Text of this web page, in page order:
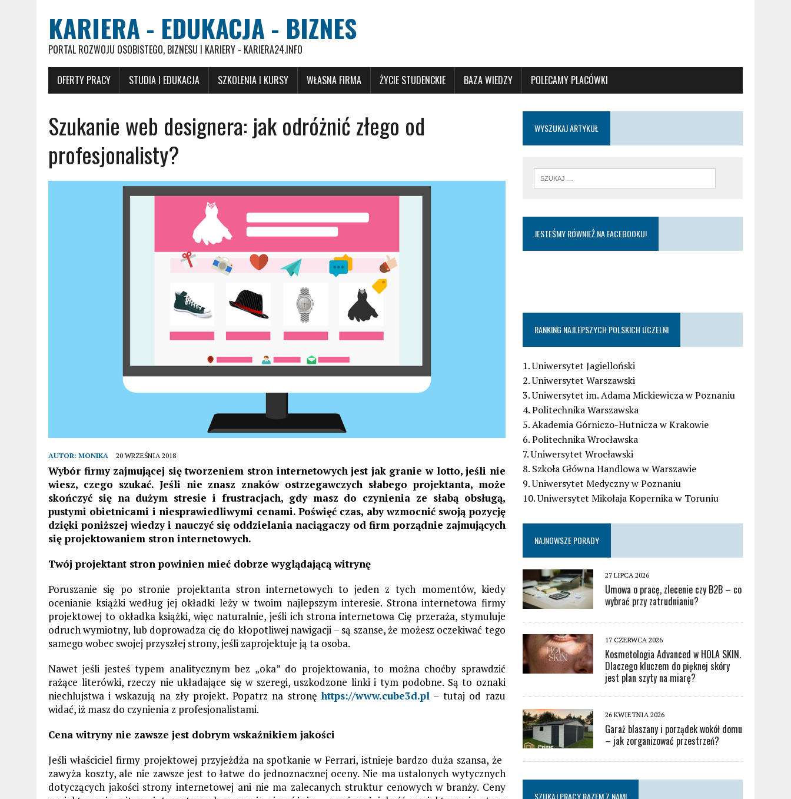
KARIERA - EDUKACJA - BIZNES
PORTAL ROZWOJU OSOBISTEGO, BIZNESU I KARIERY - KARIERA24.INFO
OFERTY PRACY STUDIA I EDUKACJA SZKOLENIA I KURSY WŁASNA FIRMA ŻYCIE STUDENCKIE BAZA WIEDZY POLECAMY PLACÓWKI
Szukanie web designera: jak odróżnić złego od
profesjonalisty?
AUTOR: MONIKA 20 WRZEŚNIA 2018
Wybór firmy zajmującej się tworzeniem stron internetowych jest jak granie w lotto, jeśli nie
wiesz, czego szukać. Jeśli nie znasz znaków ostrzegawczych słabego projektanta, może
skończyć się na dużym stresie i frustracjach, gdy masz do czynienia ze słabą obsługą,
pustymi obietnicami i niesprawiedliwymi cenami. Poświęć czas, aby wzmocnić swoją pozycję
dzięki poniższej wiedzy i nauczyć się oddzielania naciągaczy od firm porządnie zajmujących
się projektowaniem stron internetowych.
Twój projektant stron powinien mieć dobrze wyglądającą witrynę
Poruszanie się po stronie projektanta stron internetowych to jeden z tych momentów, kiedy
ocenianie książki według jej okładki leży w twoim najlepszym interesie. Strona internetowa firmy
projektowej to okładka książki, więc naturalnie, jeśli ich strona internetowa Cię przeraża, stymuluje
odruch wymiotny, lub doprowadza cię do kłopotliwej nawigacji – są szanse, że możesz oczekiwać tego
samego wobec swojej przyszłej strony, jeśli zaprojektuje ją ta osoba.
Nawet jeśli jesteś typem analitycznym bez „oka” do projektowania, to można choćby sprawdzić
rażące literówki, rzeczy nie układające się w szeregi, uszkodzone linki i tym podobne. Są to oznaki
niechlujstwa i wskazują na zły projekt. Popatrz na stronęhttps://www.cube3d.pl – tutaj od razu
widać, iż masz do czynienia z profesjonalistami.
Cena witryny nie zawsze jest dobrym wskaźnikiem jakości
Jeśli właściciel firmy projektowej przyjeżdża na spotkanie w Ferrari, istnieje bardzo duża szansa, że ​
zawyża koszty, ale nie zawsze jest to łatwe do jednoznacznej oceny. Nie ma ustalonych wytycznych
dotyczących jakości strony internetowej ani nie ma zalecanych struktur cenowych w branży. Ceny
WYSZUKAJ ARTYKUŁ
JESTEŚMY RÓWNIEŻ NA FACEBOOKU!
RANKING NAJLEPSZYCH POLSKICH UCZELNI
1. Uniwersytet Jagielloński
2. Uniwersytet Warszawski
3. Uniwersytet im. Adama Mickiewicza w Poznaniu
4. Politechnika Warszawska
5. Akademia Górniczo-Hutnicza w Krakowie
6. Politechnika Wrocławska
7. Uniwersytet Wrocławski
8. Szkoła Główna Handlowa w Warszawie
9. Uniwersytet Medyczny w Poznaniu
10. Uniwersytet Mikołaja Kopernika w Toruniu
NAJNOWSZE PORADY
27 LIPCA 2026
Umowa o pracę, zlecenie czy B2B – co
wybrać przy zatrudnianiu?
17 CZERWCA 2026
Kosmetologia Advanced w HOLA SKIN.
Dlaczego kluczem do pięknej skóry
jest plan szyty na miarę?
26 KWIETNIA 2026
Garaż blaszany i porządek wokół domu
– jak zorganizować przestrzeń?